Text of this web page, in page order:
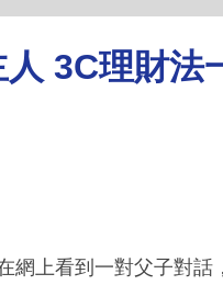
3C理財法
網上看到一對父子對話